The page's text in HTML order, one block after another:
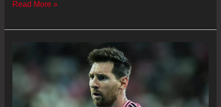
Atlético
Real
en
directo
Read More »